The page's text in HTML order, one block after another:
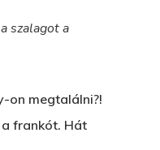
szalagot a
on megtalálni?!
a frankót. Hát